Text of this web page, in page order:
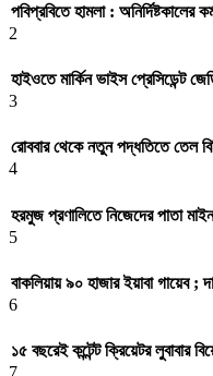
পবিপ্রবিতে হামলা : অনির্দিষ্টকালের
2
হাইওতে মার্কিন ভাইস প্রেসিডেন্ট
3
রোববার থেকে নতুন পদ্ধতিতে তেল
4
হরমুজ প্রণালিতে নিজেদের পাতা
5
বাকলিয়ায় ৯০ হাজার ইয়াবা গায়েব ;
6
১৫ বছরেই কন্টেন্ট ক্রিয়েটর লুবাবার